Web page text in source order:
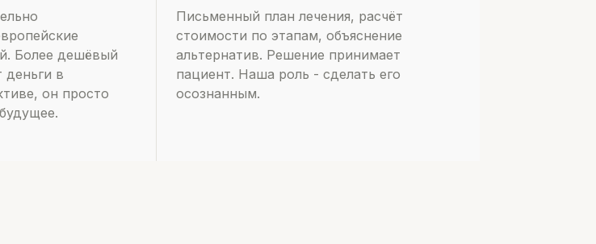
Более дешёвый
деньги в
он просто
Письменный план лечения, расчёт
стоимости по этапам, объяснение
альтернатив. Решение принимает
пациент. Наша роль - сделать его
осознанным.